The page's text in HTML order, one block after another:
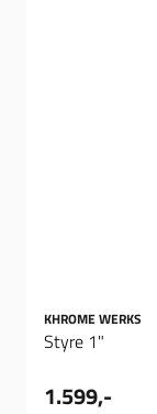
KHROME WERKS
Styre 1"
1.599,-